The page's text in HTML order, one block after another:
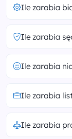
Ile zarabia
Ile zarabia
Ile zarabia
Ile zarabia
Ile zarabia